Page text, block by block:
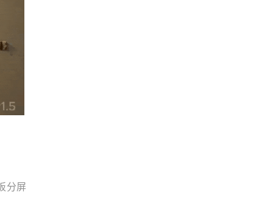
分屏